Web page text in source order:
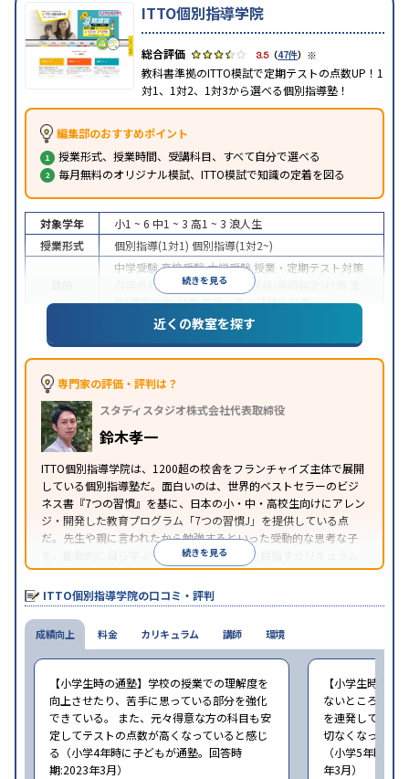
ITTO個別指導学院
3.5（47件） ※
教科書準拠のITTO模試で定期テストの点数UP！1
対1、1対2、1対3から選べる個別指導塾！
編集部のおすすめポイント
授業形式、授業時間、受講科目、すべて自分で選べる
毎月無料のオリジナル模試、ITTO模試で知識の定着を図る
続きを見る
対象学年 小1 ~ 6 中1 ~ 3 高1 ~ 3 浪人生
授業形式
個別指導(1対1) 個別指導(1対2~)
中学受験高校受験大学受験 授業・定期テスト対策
内申点対策
学習習慣の定着 英検(英語検定)対策
検(漢字検定)対策英語・英会話特化対策
1科目から受講可能季節講習のみの受講可
※2023年3月調査。小学校高学年の個別指導塾アンケート調査方法を参
近くの教室を探す
専門家の評価・評判は？
スタディスタジオ株式会社代表取締役
鈴木孝一
ITTO個別指導学院は、1200超の校舎をフランチャイズ主体で展開
している個別指導塾だ。面白いのは、世界的ベストセラーのビジ
ネス書『7つの習慣』を基に、日本の小・中・高校生向けにアレン
ジ・開発した教育プログラム「7つの習慣J」を提供している点
だ。先生や親に言われたから勉強するといった受動的な思考な子
を、能動的に自ら学ぶ子に育てていくことを目指すカリキュラム
である。個別指導の授業とは別に、集団授業形式の特別講座とし
て別料金で提供されるので、単なる成績アップ以上の、子どもの
心の成長を求める家庭にオススメだ。
続きを見る
ITTO個別指導学院の口コミ・評判
成績向上
【小学生時の通塾】学校の授業での理解度を
向上させたり、苦手に思っている部分を強化
できている。 また、元々得意な方の科目も安
定してテストの点数が高くなっていると感じ
る（小学4年時に子どもが通塾。回答時
期:2023年3月）
【小学生時の通
ないところがあ
を連発していた
切なくなった。
（小学5年時に
年3月）
料金 カリキュラム 講師 環境